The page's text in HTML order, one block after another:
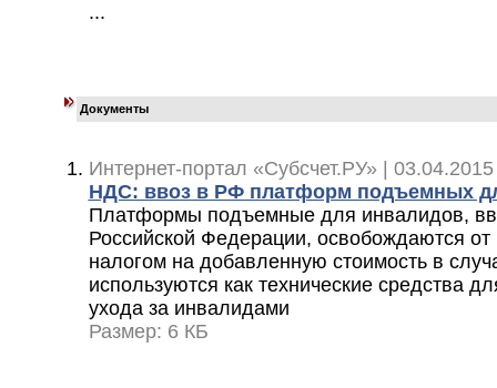
...
Документы
Интернет-портал «Субсчет.РУ» |
НДС: ввоз в РФ платформ подъемных
Платформы подъемные для инвалидов,
Российской Федерации, освобождаются
налогом на добавленную стоимость в
используются как технические средства
ухода за инвалидами
Размер: 6 КБ